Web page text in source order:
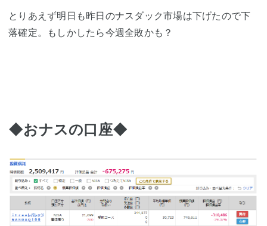
とりあえず明日も昨日のナスダック市場は下げたので下
落確定。もしかしたら今週全敗かも？
◆おナスの口座◆